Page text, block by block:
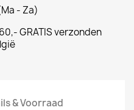
- Za)
GRATIS verzonden
& Voorraad